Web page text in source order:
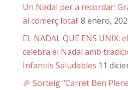
Un Nadal per a recordar:
al comerç local! 8 enero,
EL NADAL QUE ENS UNIX:
celebra el Nadal amb
Infantils Saludables 11
🎉 Sorteig “Carret Ben